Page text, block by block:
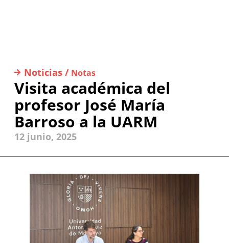
Noticias / Notas
Visita académica del
profesor José María
Barroso a la UARM
12 junio, 2025